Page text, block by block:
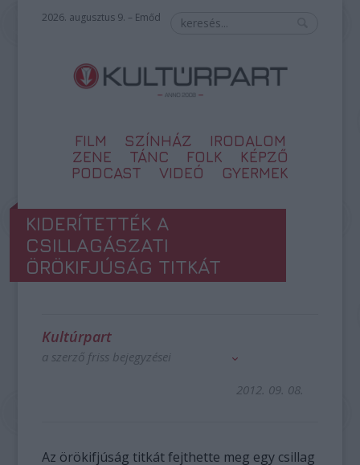
2026. augusztus 9. – Emőd
FILM SZÍNHÁZ
IRODALOM
ZENE
TÁNC FOLK
KÉPZŐ
PODCAST
VIDEÓ GYERMEK
KIDERÍTETTÉK A
CSILLAGÁSZATI
ÖRÖKIFJÚSÁG TITKÁT
Kultúrpart
a szerző friss bejegyzései
2012. 09. 08.
Az örökifjúság titkát fejthette meg egy csillag